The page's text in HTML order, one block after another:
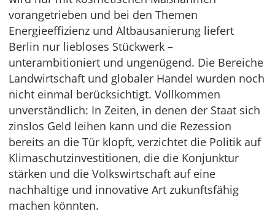
vorangetrieben und bei den Themen
Energieeffizienz und Altbausanierung liefert
Berlin nur liebloses Stückwerk –
unterambitioniert und ungenügend. Die Bereiche
Landwirtschaft und globaler Handel wurden noch
nicht einmal berücksichtigt. Vollkommen
unverständlich: In Zeiten, in denen der Staat sich
zinslos Geld leihen kann und die Rezession
bereits an die Tür klopft, verzichtet die Politik auf
Klimaschutzinvestitionen, die die Konjunktur
stärken und die Volkswirtschaft auf eine
nachhaltige und innovative Art zukunftsfähig
machen könnten.